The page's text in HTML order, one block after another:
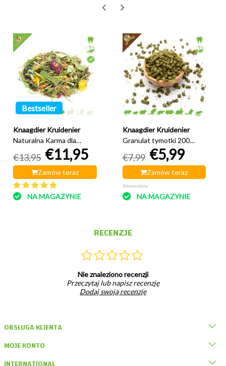
Bestseller
Knaagdier Kruidenier
Naturalna Karma dla
Świnek Morskich 500 g
€13,95 €11,95
Zamów teraz
NA MAGAZYNIE
Knaagdier Kruidenier
Granulat tymotki 200
€7,99 €5,99
Zamów teraz
Nieoceniony
NA MAGAZYNIE
RECENZJE
Nie znaleziono recenzji
Przeczytaj lub napisz recenzję
Dodaj swoją recenzję
OBSŁUGA KLIENTA
MOJE KONTO